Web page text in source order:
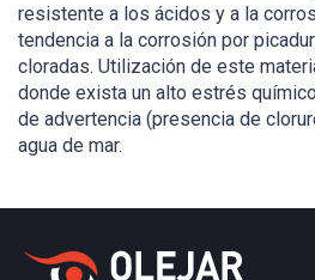
resistente a los ácidos y a la
tendencia a la corrosión por
cloradas. Utilización de este
donde exista un alto estrés
de advertencia (presencia de
agua de mar.